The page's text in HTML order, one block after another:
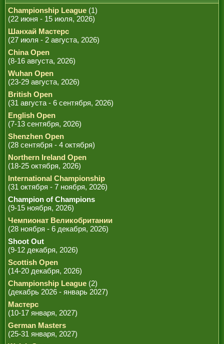
Championship League (1)
(22 июня - 15 июля, 2026)
Шанхай Мастерс
(27 июля - 2 августа, 2026)
China Open
(8-16 августа, 2026)
Wuhan Open
(23-29 августа, 2026)
British Open
(31 августа - 6 сентября, 2026)
English Open
(7-13 сентября, 2026)
Shenzhen Open
(28 сентября - 4 октября)
Northern Ireland Open
(18-25 октября, 2026)
International Championship
(31 октября - 7 ноября, 2026)
Champion of Champions
(9-15 ноября, 2026)
Чемпионат Великобритании
(28 ноября - 6 декабря, 2026)
Shoot Out
(9-12 декабря, 2026)
Scottish Open
(14-20 декабря, 2026)
Championship League (2)
(декабрь 2026 - январь 2027)
Мастерс
(10-17 января, 2027)
German Masters
(25-31 января, 2027)